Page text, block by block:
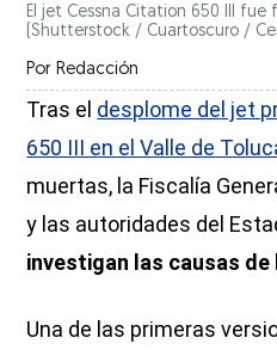
El jet Cessna Citation 650 III fue
(Shutterstock / Cuartoscuro /
Por Redacción
Tras el desplome del jet
650 III en el Valle de
muertas, la Fiscalía
y las autoridades del
investigan las causas
Una de las primeras